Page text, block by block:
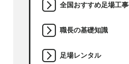
全国おすすめ足場工
職長の基礎知識
足場レンタル